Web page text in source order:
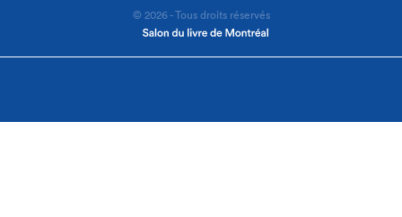
© 2026 - Tous droits réservés